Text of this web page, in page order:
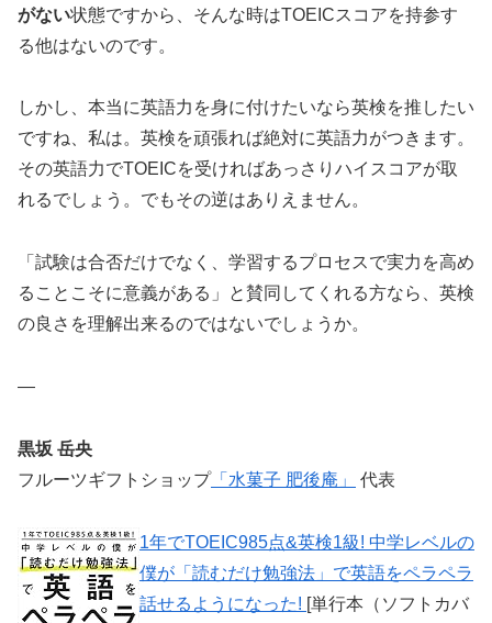
がない状態ですから、そんな時はTOEICスコアを持参す
る他はないのです。
しかし、本当に英語力を身に付けたいなら英検を推したい
ですね、私は。英検を頑張れば絶対に英語力がつきます。
その英語力でTOEICを受ければあっさりハイスコアが取
れるでしょう。でもその逆はありえません。
「試験は合否だけでなく、学習するプロセスで実力を高め
ることこそに意義がある」と賛同してくれる方なら、英検
の良さを理解出来るのではないでしょうか。
—
黒坂 岳央
フルーツギフトショップ「水菓子 肥後庵」 代表
1年でTOEIC985点&英検1級! 中学レベルの
僕が「読むだけ勉強法」で英語をペラペラ
話せるようになった! [単行本（ソフトカバ